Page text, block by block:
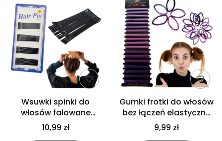
Wsuwki spinki do
włosów falowane
czarne komplet 36
sztuk 5,7cm
10,99 zł
Gumki frotki do włosów
bez łączeń elastyczne
wygodne ozdobne
zestaw 18 szt
9,99 zł